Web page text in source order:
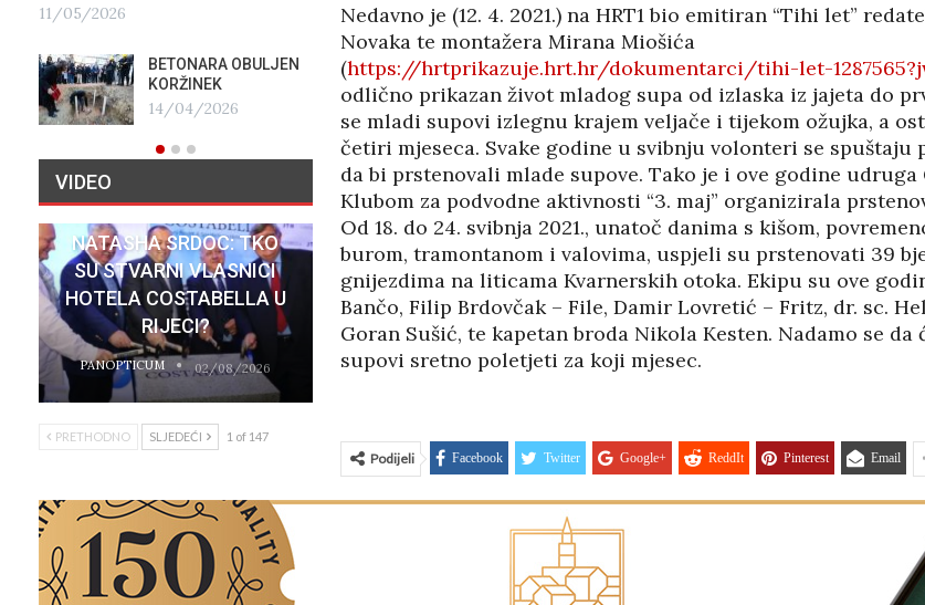
Nedavno je (12. 4. 2021.) na HRT1 bio emitiran “Tihi let”
Novaka te montažera Mirana Miošića
(https://hrtprikazuje.hrt.hr/dokumentarci/tihi-let-
odlično prikazan život mladog supa od izlaska iz jajeta do
se mladi supovi izlegnu krajem veljače i tijekom ožujka, a
četiri mjeseca. Svake godine u svibnju volonteri se spuštaju
da bi prstenovali mlade supove. Tako je i ove godine
Klubom za podvodne aktivnosti “3. maj” organizirala
Od 18. do 24. svibnja 2021., unatoč danima s kišom,
burom, tramontanom i valovima, uspjeli su prstenovati 39
gnijezdima na liticama Kvarnerskih otoka. Ekipu su ove
Bančo, Filip Brdovčak – File, Damir Lovretić – Fritz, dr. sc.
Goran Sušić, te kapetan broda Nikola Kesten. Nadamo se
supovi sretno poletjeti za koji mjesec.
Podijeli Facebook Twitter Google+ ReddIt Pinterest Email
11/05/2026
BETONARA OBULJEN
KORŽINEK
14/04/2026
TUĐMANOVA
OSTAVŠTINA: NAKON
AIRBUSA STIGLI
RAFALI
17/01/2026
PROTIV HR
08/12/2025
VIDEO
NATASHA SRDOC: TKO
SU STVARNI VLASNICI
HOTELA COSTABELLA U
RIJECI?
PANOPTICUM 02/08/2026
PRETHODNO SLJEDEĆI 1 of 147